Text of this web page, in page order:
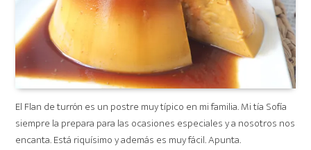
El Flan de turrón es un postre muy típico en mi familia. Mi tía Sofía
siempre la prepara para las ocasiones especiales y a nosotros nos
encanta. Está riquísimo y además es muy fácil. Apunta.